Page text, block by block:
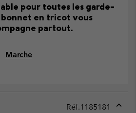
pour toutes les garde-
bonnet en tricot vous
partout.
Marche
Réf.1185181